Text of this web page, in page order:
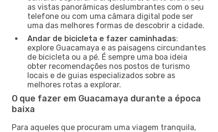
as vistas panorâmicas deslumbrantes com o seu
telefone ou com uma câmara digital pode ser
uma das melhores formas de descobrir a cidade.
Andar de bicicleta e fazer caminhadas:
explore Guacamaya e as paisagens circundantes
de bicicleta ou a pé. É sempre uma boa ideia
obter recomendações nos postos de turismo
locais e de guias especializados sobre as
melhores rotas a explorar.
O que fazer em Guacamaya durante a época
baixa
Para aqueles que procuram uma viagem tranquila,